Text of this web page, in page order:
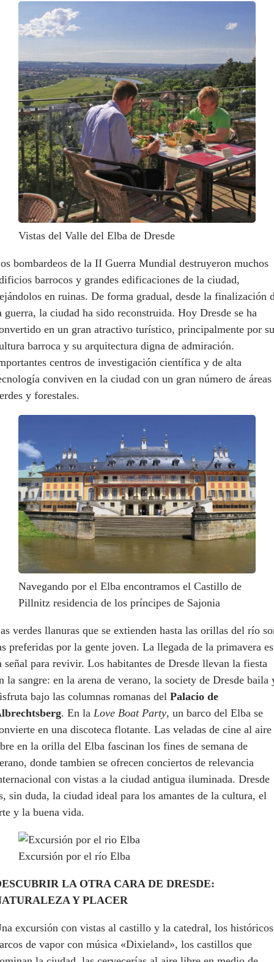
Vistas del Valle del Elba de Dresde
bombardeos de la II Guerra Mundial destruyeron muchos
barrocos y grandes edificaciones de la ciudad,
en ruinas. De forma gradual, desde la finalización
guerra, la ciudad ha sido reconstruida. Hoy Dresde se ha
en un gran atractivo turístico, principalmente por su
barroca y su arquitectura digna de admiración.
centros de investigación científica y de alta
conviven en la ciudad con un gran número de áreas
y forestales.
Navegando por el Elba encontramos el Castillo de
Pillnitz residencia de los príncipes de Sajonia
verdes llanuras que se extienden hasta las orillas del río
preferidas por la gente joven. La llegada de la primavera es
señal para revivir. Los habitantes de Dresde llevan la fiesta
la sangre: en la arena de verano, la society de Dresde baila
bajo las columnas romanas del Palacio de
. En la Love Boat Party, un barco del Elba se
en una discoteca flotante. Las veladas de cine al aire
en la orilla del Elba fascinan los fines de semana de
donde tambien se ofrecen conciertos de relevancia
con vistas a la ciudad antigua iluminada. Dresde
sin duda, la ciudad ideal para los amantes de la cultura, el
y la buena vida.
Excursión por el río Elba
LA OTRA CARA DE DRESDE:
Y PLACER
excursión con vistas al castillo y la catedral, los históricos
de vapor con música «Dixieland», los castillos que